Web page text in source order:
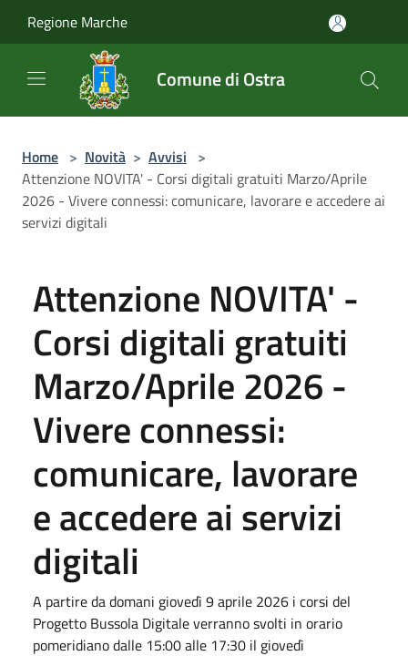
Regione Marche
Comune di Ostra
Home > Novità > Avvisi >
Attenzione NOVITA' - Corsi digitali gratuiti Marzo/Aprile
2026 - Vivere connessi: comunicare, lavorare e accedere ai
servizi digitali
Attenzione NOVITA' -
Corsi digitali gratuiti
Marzo/Aprile 2026 -
Vivere connessi:
comunicare, lavorare
e accedere ai servizi
digitali
A partire da domani giovedì 9 aprile 2026 i corsi del
Progetto Bussola Digitale verranno svolti in orario
pomeridiano dalle 15:00 alle 17:30 il giovedì